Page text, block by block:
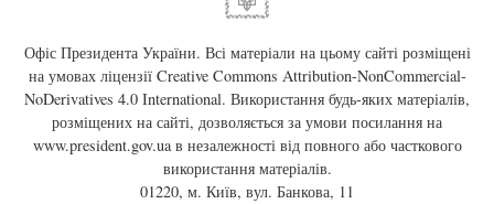
Офіс Президента України. Всі матеріали на цьому сайті розміщені
на умовах ліцензії Creative Commons Attribution-NonCommercial-
NoDerivatives 4.0 International. Використання будь-яких матеріалів,
розміщених на сайті, дозволяється за умови посилання на
www.president.gov.uaв незалежності від повного або часткового
використання матеріалів.
01220, м. Київ, вул. Банкова, 11